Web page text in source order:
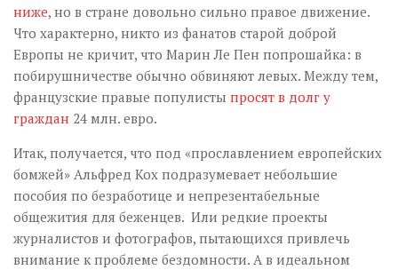
ниже, но в стране довольно сильно правое движение.
Что характерно, никто из фанатов старой доброй
Европы не кричит, что Марин Ле Пен попрошайка: в
побирушничестве обычно обвиняют левых. Между тем,
французские правые популисты просят в долг у
граждан 24 млн. евро.
Итак, получается, что под «прославлением европейских
бомжей» Альфред Кох подразумевает небольшие
пособия по безработице и непрезентабельные
общежития для беженцев. Или редкие проекты
журналистов и фотографов, пытающихся привлечь
внимание к проблеме бездомности. А в идеальном